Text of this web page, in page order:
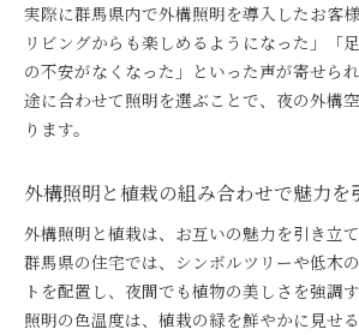
実際に群馬県内で外構照明を導入したお客
リビングからも楽しめるようになった」「
の不安がなくなった」といった声が寄せら
途に合わせて照明を選ぶことで、夜の外構
ります。
外構照明と植栽の組み合わせで魅力を
外構照明と植栽は、お互いの魅力を引き立
群馬県の住宅では、シンボルツリーや低木
トを配置し、夜間でも植物の美しさを強調
照明の色温度は、植栽の緑を鮮やかに見せ